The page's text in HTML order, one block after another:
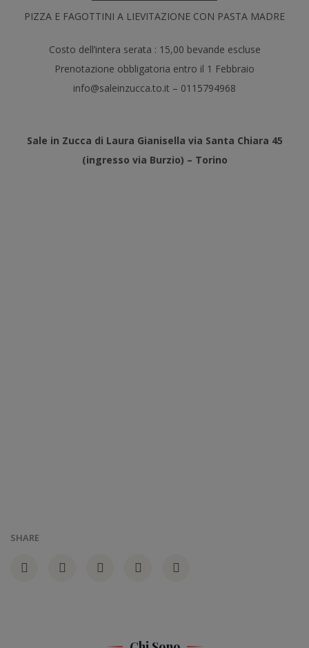
PIZZA E FAGOTTINI A LIEVITAZIONE CON PASTA MADRE
Costo dell’intera serata : 15,00 bevande escluse
Prenotazione obbligatoria entro il 1 Febbraio
info@saleinzucca.to.it – 0115794968
Sale in Zucca di Laura Gianisella via Santa Chiara 45
(ingresso via Burzio) – Torino
SHARE